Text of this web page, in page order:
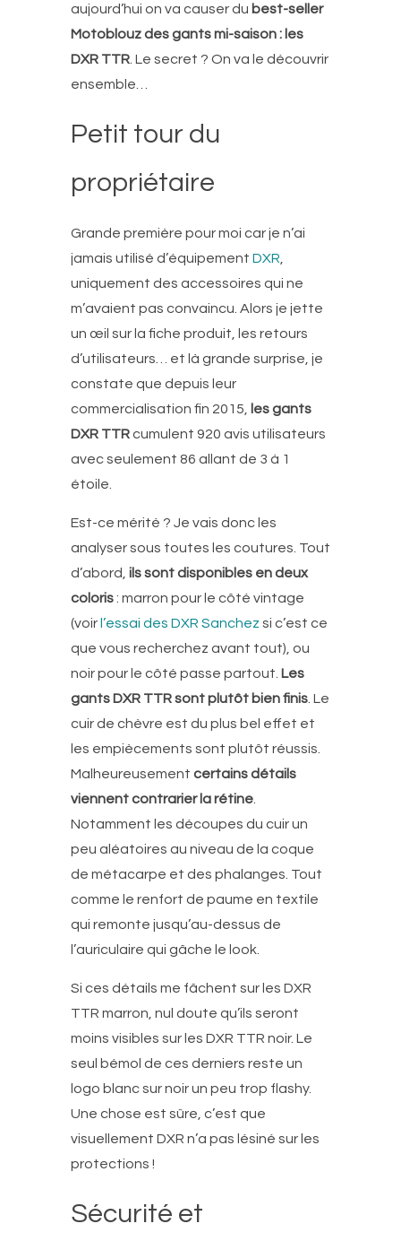
aujourd’hui on va causer du best-seller
Motoblouz des gants mi-saison : les
DXR TTR . Le secret ? On va le découvrir
ensemble…
Petit tour du
propriétaire
Grande première pour moi car je n’ai
jamais utilisé d’équipement DXR
uniquement des accessoires qui ne
m’avaient pas convaincu. Alors je jette
un œil sur la fiche produit, les retours
d’utilisateurs… et là grande surprise, je
constate que depuis leur
commercialisation fin 2015,
les gants
DXR TTRcumulent 920 avis utilisateurs
avec seulement 86 allant de 3 à 1
étoile.
Est-ce mérité ? Je vais donc les
analyser sous toutes les coutures. Tout
d’abord, ils sont disponibles en deux
coloris: marron pour le côté vintage
(voir l’essai des DXR Sanchez si c’est ce
que vous recherchez avant tout), ou
noir pour le côté passe partout. Les
gants DXR TTR sont plutôt bien finis . Le
cuir de chèvre est du plus bel effet et
les empiècements sont plutôt réussis.
Malheureusement certains détails
viennent contrarier la rétine
Notamment les découpes du cuir un
peu aléatoires au niveau de la coque
de métacarpe et des phalanges. Tout
comme le renfort de paume en textile
qui remonte jusqu’au-dessus de
l’auriculaire qui gâche le look.
Si ces détails me fâchent sur les DXR
TTR marron, nul doute qu’ils seront
moins visibles sur les DXR TTR noir. Le
seul bémol de ces derniers reste un
logo blanc sur noir un peu trop flashy.
Une chose est sûre, c’est que
visuellement DXR n’a pas lésiné sur les
protections !
Sécurité et